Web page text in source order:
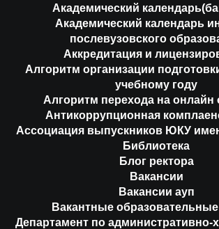
Академический
Академический календарь
послевузовского
Аккредитация и
Алгоритм организации
учебному году
Алгоритм перехода на онлайн
Антикоррупционная
Ассоциация выпускников ЮКУ
Библиотека
Блог ректора
Вакансии
Вакансии ауп
Вакантные
Департамент по административно-